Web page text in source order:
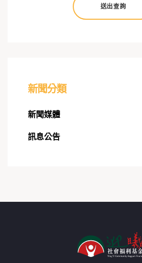
送出查詢
新聞分類
新聞媒體
訊息公告